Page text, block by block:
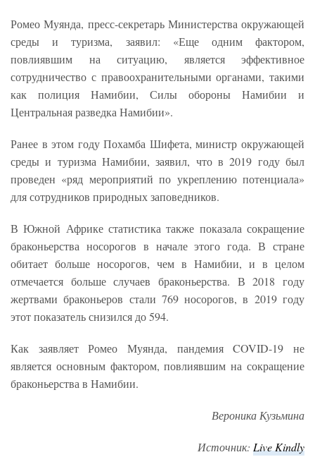
Ромео Муянда, пресс-секретарь Министерства окружающей
среды и туризма, заявил: «Еще одним фактором,
повлиявшим на ситуацию, является эффективное
сотрудничество с правоохранительными органами, такими
как полиция Намибии, Силы обороны Намибии и
Центральная разведка Намибии».
Ранее в этом году Похамба Шифета, министр окружающей
среды и туризма Намибии, заявил, что в 2019 году был
проведен «ряд мероприятий по укреплению потенциала»
для сотрудников природных заповедников.
В Южной Африке статистика также показала сокращение
браконьерства носорогов в начале этого года. В стране
обитает больше носорогов, чем в Намибии, и в целом
отмечается больше случаев браконьерства. В 2018 году
жертвами браконьеров стали 769 носорогов, в 2019 году
этот показатель снизился до 594.
Как заявляет Ромео Муянда, пандемия COVID-19 не
является основным фактором, повлиявшим на сокращение
браконьерства в Намибии.
Вероника Кузьмина
Источник: Live Kindly